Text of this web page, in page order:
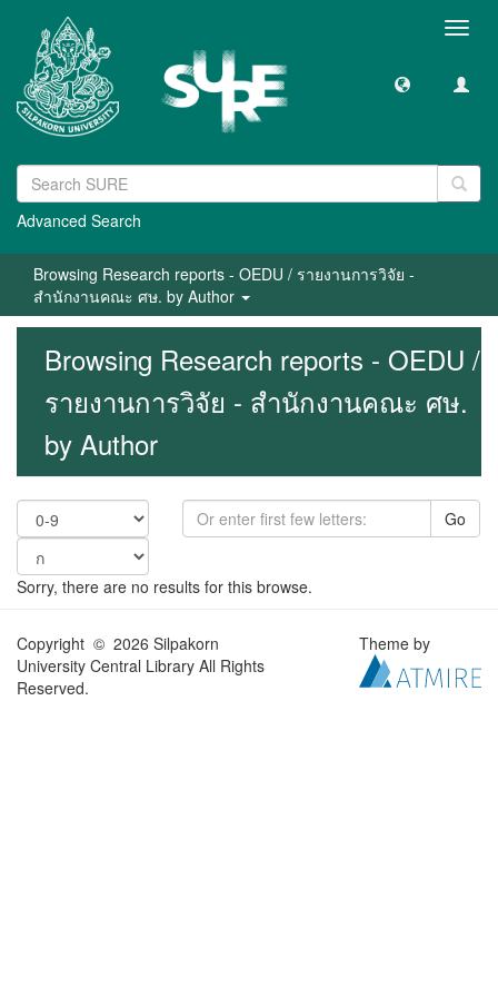
Advanced Search
Browsing Research reports - OEDU / รายงานการวิจัย -
สำนักงานคณะ ศษ. by Author
Browsing Research reports - OEDU /
รายงานการวิจัย - สำนักงานคณะ ศษ.
by Author
Go
Sorry, there are no results for this browse.
Copyright © 2026 Silpakorn
University Central Library All Rights
Reserved.
Theme by